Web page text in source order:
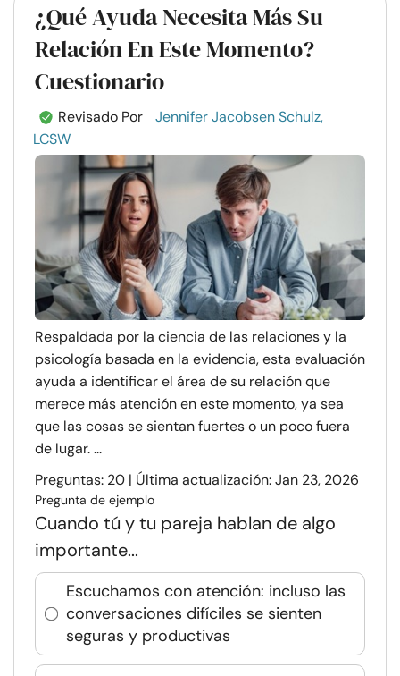
¿Qué Ayuda Necesita Más Su
Relación En Este Momento?
Cuestionario
Revisado Por
Jennifer Jacobsen Schulz,
LCSW
Respaldada por la ciencia de las relaciones y la
psicología basada en la evidencia, esta evaluación
ayuda a identificar el área de su relación que
merece más atención en este momento, ya sea
que las cosas se sientan fuertes o un poco fuera
de lugar. ...
Preguntas: 20 | Última actualización: Jan 23, 2026
Pregunta de ejemplo
Cuando tú y tu pareja hablan de algo
importante...
Escuchamos con atención: incluso las
conversaciones difíciles se sienten
seguras y productivas